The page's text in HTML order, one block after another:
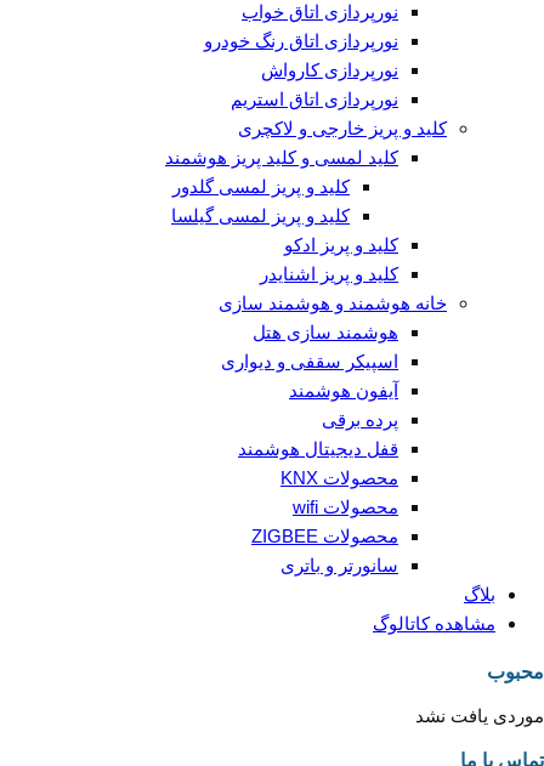
نورپردازی اتاق خواب
نورپردازی اتاق رنگ خودرو
نورپردازی کارواش
نورپردازی اتاق استریم
کلید و پریز خارجی و لاکچری
کلید لمسی و کلید پریز هوشمند
کلید و پریز لمسی گلدور
کلید و پریز لمسی گیلسا
کلید و پریز ادکو
کلید و پریز اشنایدر
خانه هوشمند و هوشمند سازی
هوشمند سازی هتل
اسپیکر سقفی و دیواری
آیفون هوشمند
پرده برقی
قفل دیجیتال هوشمند
محصولات KNX
محصولات wifi
محصولات ZIGBEE
سانورتر و باتری
بلاگ
مشاهده کاتالوگ
محبوب
موردی یافت نشد
تماس با ما